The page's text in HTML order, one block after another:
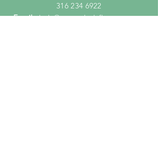
316 234 6922
Email: hola@mercadodeflores.com.co